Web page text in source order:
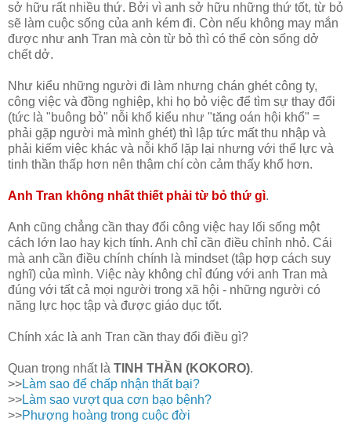
sở hữu rất nhiều thứ. Bởi vì anh sở hữu những thứ tốt, từ bỏ
sẽ làm cuộc sống của anh kém đi. Còn nếu không may mắn
được như anh Tran mà còn từ bỏ thì có thể còn sống dở
chết dở.
Như kiểu những người đi làm nhưng chán ghét công ty,
công việc và đồng nghiệp, khi họ bỏ việc để tìm sự thay đổi
(tức là "buông bỏ" nỗi khổ kiểu như "tăng oán hội khổ" =
phải gặp người mà mình ghét) thì lập tức mất thu nhập và
phải kiếm việc khác và nỗi khổ lặp lại nhưng với thể lực và
tinh thần thấp hơn nên thậm chí còn cảm thấy khổ hơn.
Anh Tran không nhất thiết phải từ bỏ thứ gì.
Anh cũng chẳng cần thay đổi công việc hay lối sống một
cách lớn lao hay kịch tính. Anh chỉ cần điều chỉnh nhỏ. Cái
mà anh cần điều chính chính là mindset (tập hợp cách suy
nghĩ) của mình. Việc này không chỉ đúng với anh Tran mà
đúng với tất cả mọi người trong xã hội - những người có
năng lực học tập và được giáo dục tốt.
Chính xác là anh Tran cần thay đổi điều gì?
Quan trọng nhất là TINH THẦN (KOKORO).
>>Làm sao để chấp nhận thất bại?
>>Làm sao vượt qua cơn bạo bệnh?
>>Phượng hoàng trong cuộc đời